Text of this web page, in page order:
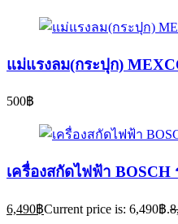
แม่แรงลม(กระปุก)
500฿
เครื่องสกัดไฟฟ้า BOSCH
6,490฿Current price is: 6,490฿.